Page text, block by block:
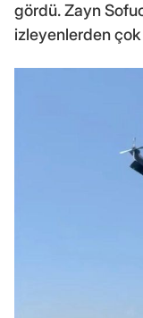
gördü. Zayn
izleyenlerden çok